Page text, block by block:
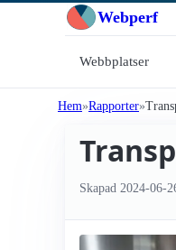
Webperf
Webbplatser
Hem Rapporter
Skapad 2024-06-